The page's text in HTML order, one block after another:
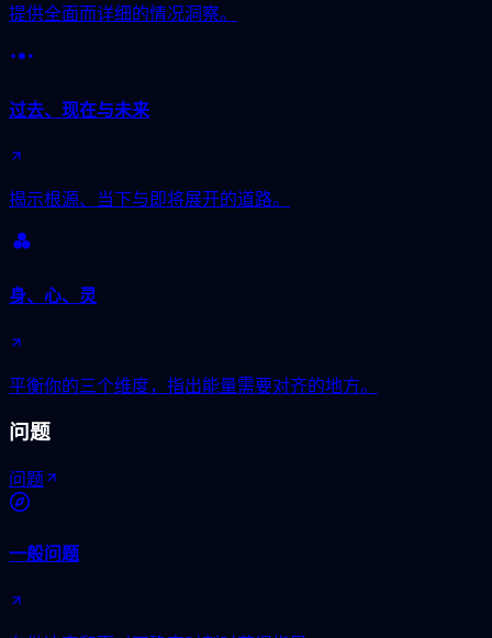
提供全面而详细的情况洞察。
过去、现在与未来
揭示根源、当下与即将展开的道路。
身、心、灵
平衡你的三个维度，指出能量需要对齐的地方。
问题
问题
一般问题